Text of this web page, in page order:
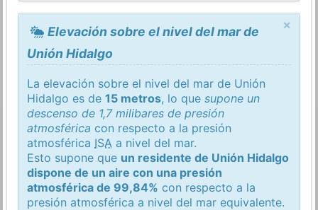
×
Elevación sobre el nivel del mar de
Unión Hidalgo
La elevación sobre el nivel del mar de Unión
Hidalgo es de15 metros, lo quesupone un
descenso de 1,7 milibares de presión
atmosférica con respecto a la presión
atmosférica ISA a nivel del mar.
Esto supone que un residente de Unión Hidalgo
dispone de un aire con una presión
atmosférica de 99,84% con respecto a la
presión atmosférica a nivel del mar equivalente.